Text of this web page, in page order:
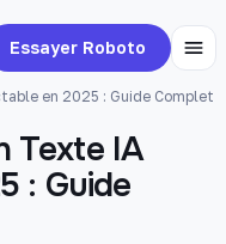
Essayer Roboto
en 2025 : Guide Complet
Texte IA
: Guide